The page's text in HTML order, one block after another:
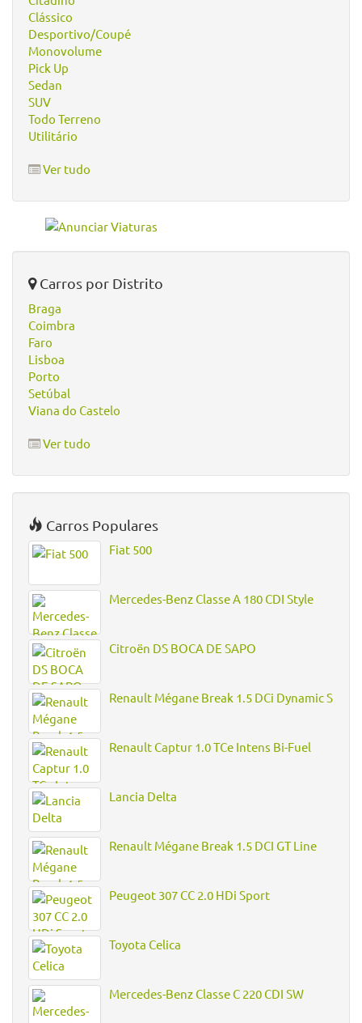
Clássico
Desportivo/Coupé
Monovolume
Pick Up
Sedan
SUV
Todo Terreno
Utilitário
Ver tudo
Carros por Distrito
Braga
Coimbra
Faro
Lisboa
Porto
Setúbal
Viana do Castelo
Ver tudo
Carros Populares
Fiat 500
Mercedes-Benz Classe A 180 CDI Style
Citroën DS BOCA DE SAPO
Renault Mégane Break 1.5 DCi Dynamic S
Renault Captur 1.0 TCe Intens Bi-Fuel
Lancia Delta
Renault Mégane Break 1.5 DCI GT Line
Peugeot 307 CC 2.0 HDi Sport
Toyota Celica
Mercedes-Benz Classe C 220 CDI SW